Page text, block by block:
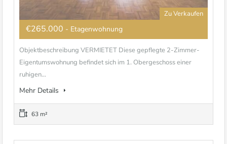
Zu Verkaufen
€265.000 - Etagenwohnung
Objektbeschreibung VERMIETET Diese gepflegte 2-Zimmer-
Eigentumswohnung befindet sich im 1. Obergeschoss einer
ruhigen...
Mehr Details
63 m²